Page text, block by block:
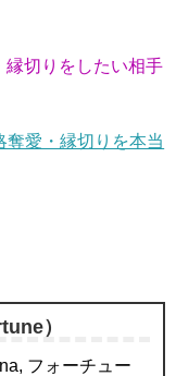
切りをしたい相手
奪愛・縁切りを本当
）
フォーチュー